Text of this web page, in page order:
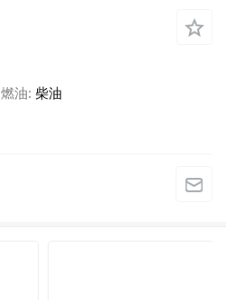
燃油 柴油